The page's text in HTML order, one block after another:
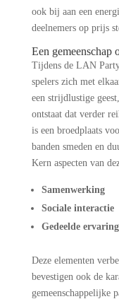
ook bij aan een
deelnemers op prijs
Een gemeenschap
Tijdens de LAN
spelers zich met
een strijdlustige
ontstaat dat verder
is een broedplaats
banden smeden en
Kern aspecten van
Samenwerking
Sociale interactie
Gedeelde
Deze elementen
bevestigen ook de
gemeenschappelijke